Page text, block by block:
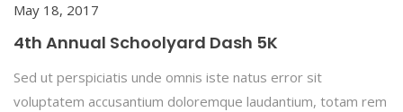
May 18, 2017
4th Annual Schoolyard Dash 5K
Sed ut perspiciatis unde omnis iste natus error sit
voluptatem accusantium doloremque laudantium, totam rem